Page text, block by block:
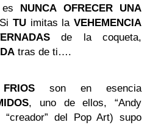
NUNCA OFRECER UNA
TU imitas laVEHEMENCIA
de la coqueta,
tras de ti….
son en esencia
, uno de ellos, “Andy
del Pop Art) supo